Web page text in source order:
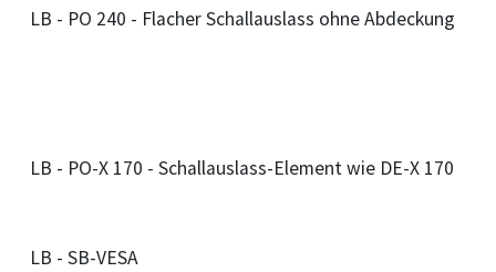
LB - PO 240 - Flacher Schallauslass ohne Abdeckung
LB - PO-X 170 - Schallauslass-Element wie DE-X 170
LB - SB-VESA